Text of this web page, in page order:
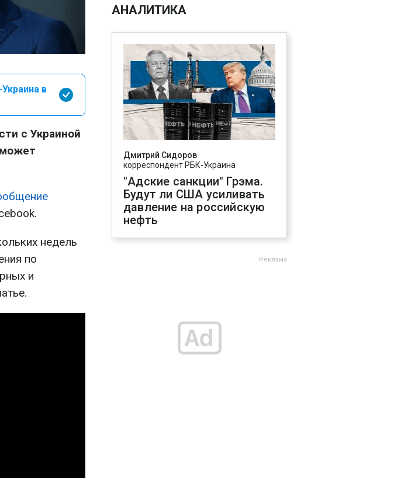
в
с Украиной
недель
по
и
АНАЛИТИКА
Дмитрий Сидоров
корреспондент РБК-Украина
"Адские санкции" Грэма.
Будут ли США усиливать
давление на российскую
нефть